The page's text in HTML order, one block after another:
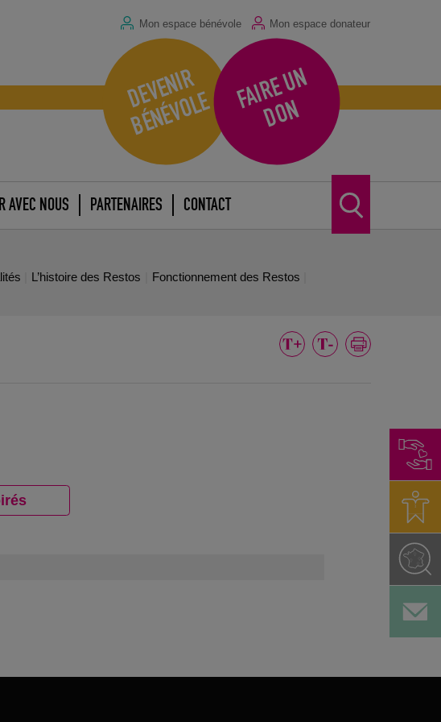
Mon espace bénévole Mon espace donateur
D
E
V
E
N
I
R
B
É
N
É
V
O
L
E F
A
I
R
E
U
N
D
O
N
AVEC NOUS PARTENAIRES CONTACT
L’histoire des Restos
Fonctionnement des Restos